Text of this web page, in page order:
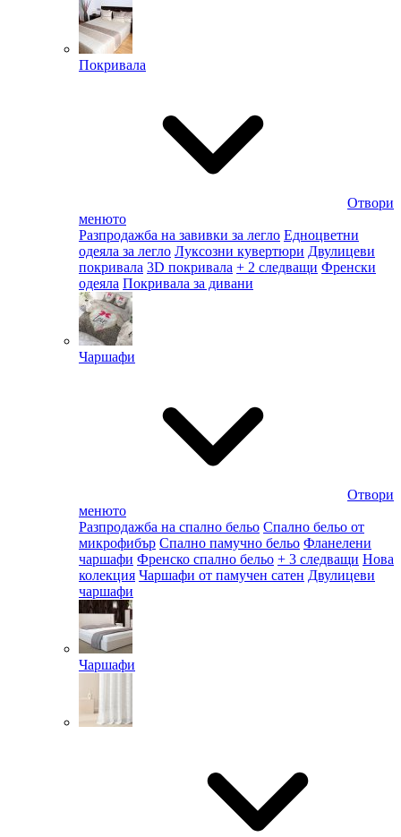
Покривала
Отвори
менюто
Разпродажба на завивки за легло Едноцветни
одеяла за легло Луксозни кувертюри Двулицеви
покривала 3D покривала + 2 следващи Френски
одеяла Покривала за дивани
Чаршафи
Отвори
менюто
Разпродажба на спално бельо Спално бельо от
микрофибър Спално памучно бельо Фланелени
чаршафи Френско спално бельо + 3 следващи Нова
колекция Чаршафи от памучен сатен Двулицеви
чаршафи
Чаршафи